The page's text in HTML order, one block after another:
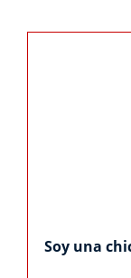
Soy una